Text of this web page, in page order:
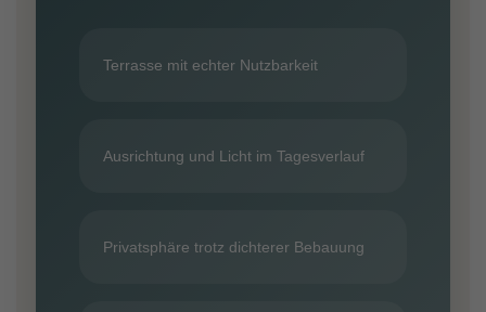
Terrasse mit echter Nutzbarkeit
Ausrichtung und Licht im Tagesverlauf
Privatsphäre trotz dichterer Bebauung